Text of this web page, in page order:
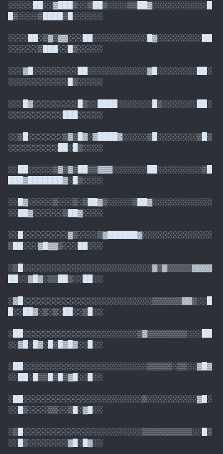
░░░░░██░░▓███▒░░▒██▒░░░░▒▒██▓░░░░░░░░░░░█
█▒░░░░▒████▒█░░░░░░
░░░░██░▒▓▒▓▓░░░██░░░░░░░░░░░█▓░░░░░░░░░██
░░░░░░▒███░░█▒░░░░░
░░░▓█░░░░░░░░░██░░░░░░░░░░░░▓█░░░░░░░░██░
░░░░░░░░░░░░█▒░░░░░
░░░█▓░░░░░░░░░█▒░░████░░░░░░░█▒░░░░░░░██░
░░░░░░░░░░░███░░░░░
░░▒█░░░░░░░▒▓▒█▓░▓████▓░░░░░▒█░░░░░░░░▒█▒
░░░░░░░░░░██░█▒░░░░
░░██░░░░░▒▓▒▓▒██▒▒▓▓▓░░░░░░░██░░░░░░░░░▒█
███▓███████▓░█▒░░░░
░░█▓░░░░░▒░░░▒░▒██▓▒░░░░░▒██▓░░░░░░░░░░░░
░░██▓░░░░░░▒██▓░░░░
░░█░░░░░░░░░▓▒░░░░▒▓██████▓░░░░░░░░░░░░░░
▒██░░░▓█▓▓▒░░░██░░░
░▒█░░░░░░░░░░░░░░░░░░░░░░░░░░▓▒▓▒▒▒▒▒▓▓▓▓
██░░▓█▓░▒▒██▒░░██░░
░▓█░░░░░░░░░░░░░░░░░░░░░░░░░░▒▒▒▒▒▒▓▓▒░░█
█░░██▓░▒░▒░██░░▒█░░
░██░░░░░░░░░░░░░░░░░░░░░░░▒▓▒▒▒▒▒▒▒▒░░░██
░░▓█░█▓░█▒█▓█▓░░█░░
░██░░░░░░░░░░░░░░░░░░░░░░░░░▒▒▒▒▒░▒▒░░▓█▓
░░██░█▒▒█▒█▒▓█░░█░░
░██░░░░░░░░░░░░░░░░░░░░░░░░▒░░░░░░░░░░▓█░
░░█▒░░░░▒▒░░▒█░▓█░░
░▒█░░░░░░░░░░░░░░░░░░░░░░░░▒▒▒▒▒▒▒▒▒▒░░█▒
░░█▒░░░░░░░░▓█░█▓░░